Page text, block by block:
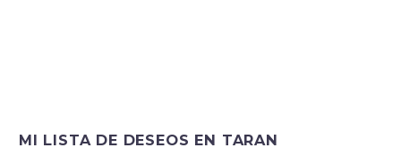
MI LISTA DE DESEOS EN TARAN